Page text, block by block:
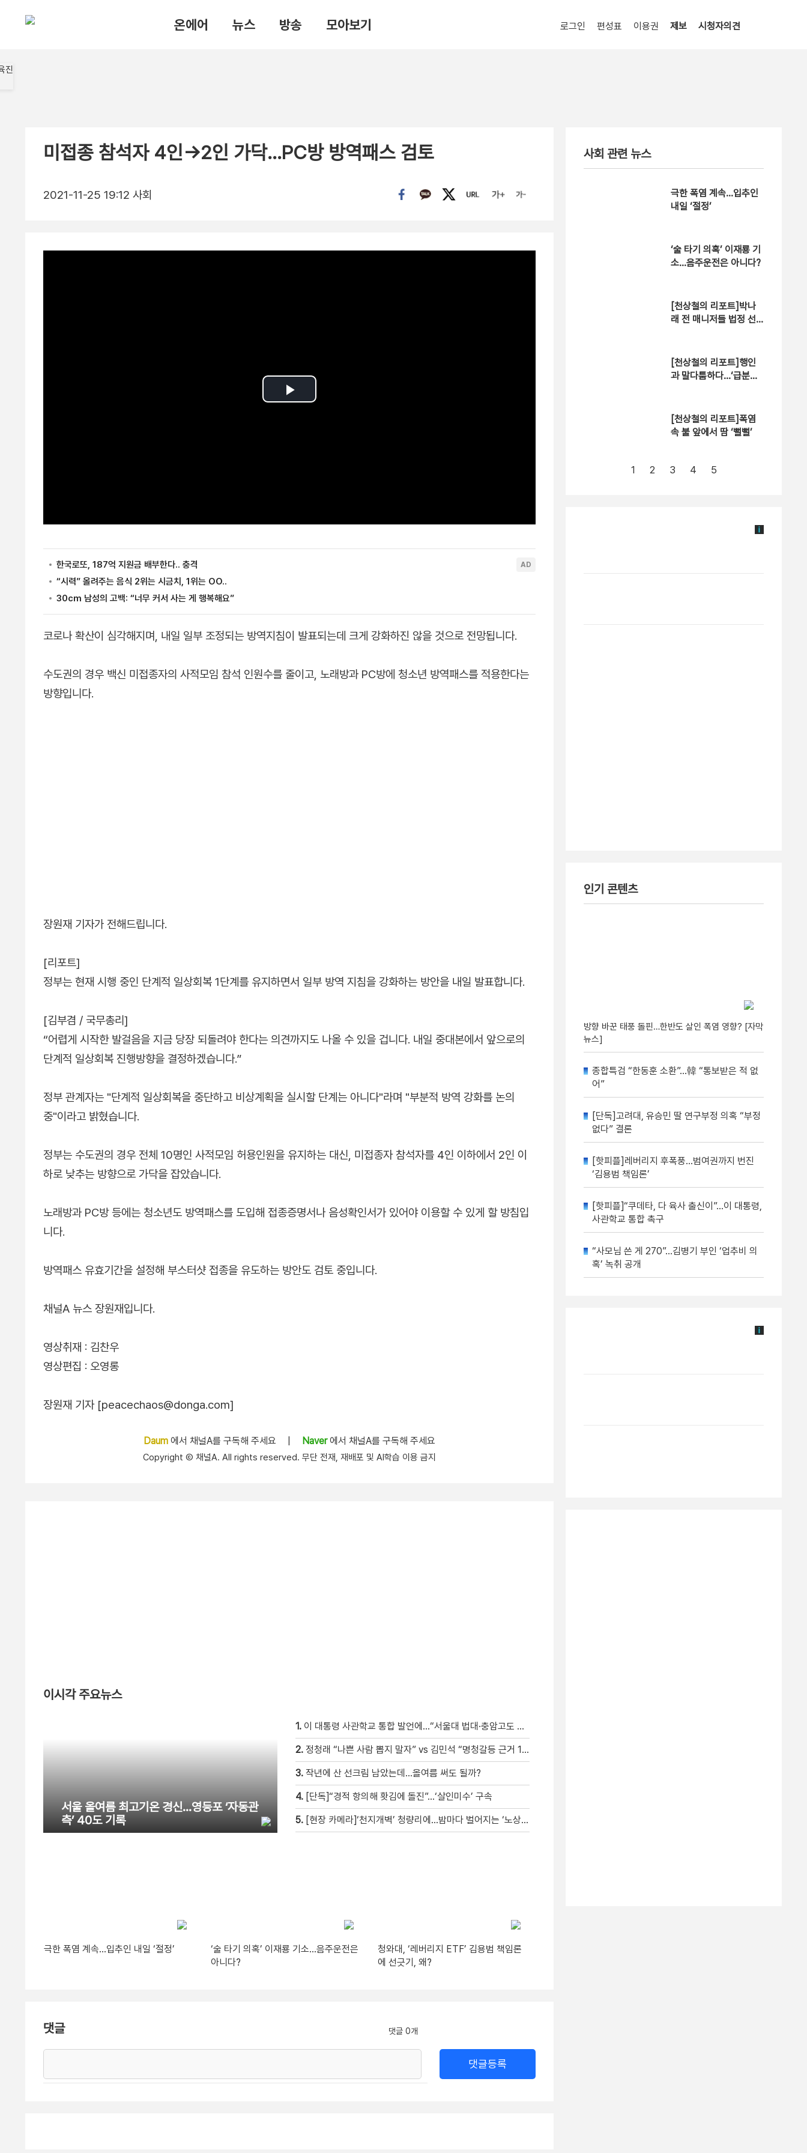
온에어 뉴스 방송 모아보기 로그인 편성표 이용권 제보 시청자의견
미접종 참석자 4인→2인 가닥…PC방 방역패스 검토
2021-11-25 19:12 사회
코로나 확산이 심각해지며, 내일 일부 조정되는 방역지침이 발표되는데 크게 강화하진 않을 것으로 전망됩니다.
수도권의 경우 백신 미접종자의 사적모임 참석 인원수를 줄이고, 노래방과 PC방에 청소년 방역패스를 적용한다는
방향입니다.
장원재 기자가 전해드립니다.
[리포트]
정부는 현재 시행 중인 단계적 일상회복 1단계를 유지하면서 일부 방역 지침을 강화하는 방안을 내일 발표합니다.
[김부겸 / 국무총리]
“어렵게 시작한 발걸음을 지금 당장 되돌려야 한다는 의견까지도 나올 수 있을 겁니다. 내일 중대본에서 앞으로의
단계적 일상회복 진행방향을 결정하겠습니다.”
정부 관계자는 "단계적 일상회복을 중단하고 비상계획을 실시할 단계는 아니다"라며 "부분적 방역 강화를 논의
중"이라고 밝혔습니다.
정부는 수도권의 경우 전체 10명인 사적모임 허용인원을 유지하는 대신, 미접종자 참석자를 4인 이하에서 2인 이
하로 낮추는 방향으로 가닥을 잡았습니다.
노래방과 PC방 등에는 청소년도 방역패스를 도입해 접종증명서나 음성확인서가 있어야 이용할 수 있게 할 방침입
니다.
방역패스 유효기간을 설정해 부스터샷 접종을 유도하는 방안도 검토 중입니다.
채널A 뉴스 장원재입니다.
영상취재 : 김찬우
영상편집 : 오영롱
장원재 기자 [peacechaos@donga.com]
Daum 에서 채널A를 구독해 주세요 Naver에서 채널A를 구독해 주세요
Copyright Ⓒ 채널A. All rights reserved. 무단 전재, 재배포 및 AI학습 이용 금지
이시각 주요뉴스
서울 올여름 최고기온 경신…영등포 ‘자동관
측’ 40도 기록
1. 이 대통령 사관학교 통합 발언에…“서울대 법대·충암고도 없애나”
2. 정청래 “나쁜 사람 뽑지 말자” vs 김민석 “명청갈등 근거 10개”
3. 작년에 산 선크림 남았는데…올여름 써도 될까?
4. [단독]“경적 항의해 홧김에 돌진”…‘살인미수’ 구속
5. [현장 카메라]‘천지개벽’ 청량리에…밤마다 벌어지는 ‘노상방뇨 전쟁’
극한 폭염 계속…입추인 내일 ‘절정’
‘술 타기 의혹’ 이재룡 기소…음주운전은
아니다?
청와대, ‘레버리지 ETF’ 김용범 책임론
에 선긋기, 왜?
댓글 댓글 0개
댓글등록
사회 관련 뉴스
극한 폭염 계속…입추인
내일 ‘절정’
‘술 타기 의혹’ 이재룡 기
소…음주운전은 아니다?
[천상철의 리포트]박나
래 전 매니저들 법정 선
[천상철의 리포트]행인
과 말다툼하다…‘급분노’
[천상철의 리포트]폭염
속 불 앞에서 땀 ‘뻘뻘’
1 2 3 4 5
인기 콘텐츠
방향 바꾼 태풍 돌핀…한반도 살인 폭염 영향? [자막
뉴스]
종합특검 “한동훈 소환”…韓 “통보받은 적 없
어”
[단독]고려대, 유승민 딸 연구부정 의혹 “부정
없다” 결론
[핫피플]레버리지 후폭풍…범여권까지 번진
‘김용범 책임론’
[핫피플]“쿠데타, 다 육사 출신이”…이 대통령,
사관학교 통합 촉구
“사모님 쓴 게 270”…김병기 부인 ‘업추비 의
혹’ 녹취 공개